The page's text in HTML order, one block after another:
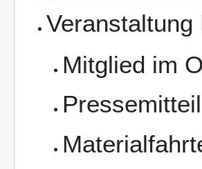
Veranstaltung
Mitglied im